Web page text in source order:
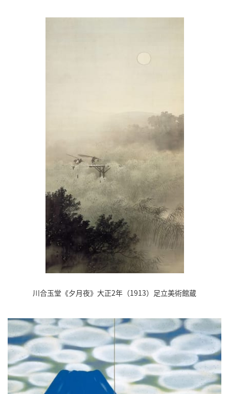
川合玉堂《夕月夜》大正2年（1913）足立美術館蔵